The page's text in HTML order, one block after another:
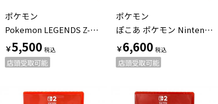
ポケモン
Pokemon LEGENDS Z-A Nintendo Switch2用ソフト Nintendo Switch 2 Edition CERO A (全年齢対象)
￥5,500
店頭受取可能
ポケモン
ぽこあ ポケモン Nintendo Switch2用ソフト CERO A (全年齢対象)
￥6,600
店頭受取可能